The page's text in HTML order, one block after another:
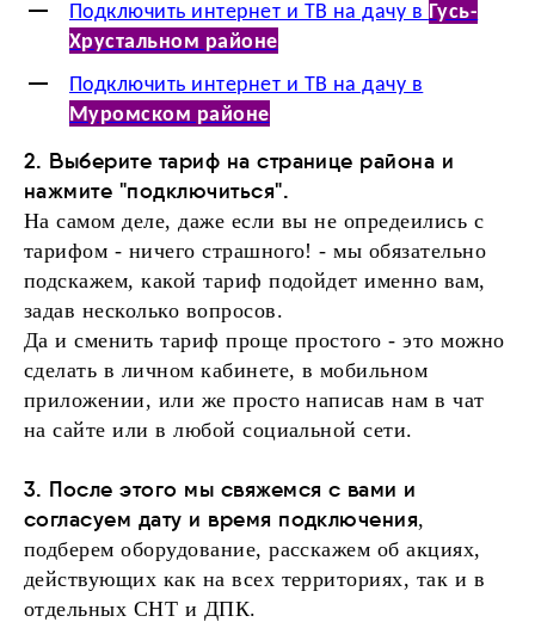
Подключить интернет и ТВ на дачу в Гусь-
Хрустальном районе
Подключить интернет и ТВ на дачу в
Муромском районе
2. Выберите тариф на странице района и
нажмите "подключиться".
На самом деле, даже если вы не опредеились с
тарифом - ничего страшного! - мы обязательно
подскажем, какой тариф подойдет именно вам,
задав несколько вопросов.
Да и сменить тариф проще простого - это можно
сделать в личном кабинете, в мобильном
приложении, или же просто написав нам в чат
на сайте или в любой социальной сети.
3. После этого мы свяжемся с вами и
согласуем дату и время подключения,
подберем оборудование, расскажем об акциях,
действующих как на всех территориях, так и в
отдельных СНТ и ДПК.